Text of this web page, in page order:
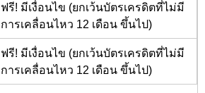
ฟรี! มีเงื่อนไข (ยกเว้นบัตรเครดิตที่ไม่มี
การเคลื่อนไหว 12 เดือน ขึ้นไป)
ฟรี! มีเงื่อนไข (ยกเว้นบัตรเครดิตที่ไม่มี
การเคลื่อนไหว 12 เดือน ขึ้นไป)